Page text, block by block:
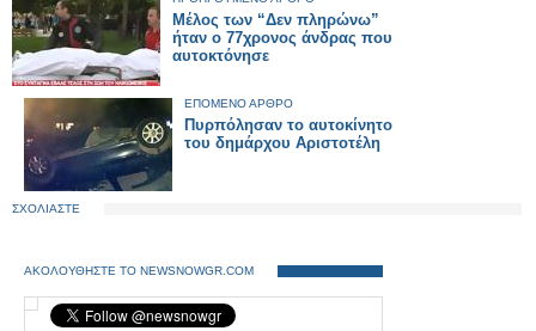
Μέλος των “Δεν πληρώνω”
ήταν ο 77χρονος άνδρας που
αυτοκτόνησε
ΕΠΟΜΕΝΟ ΑΡΘΡΟ
Πυρπόλησαν το αυτοκίνητο
του δημάρχου Αριστοτέλη
ΣΧΟΛΙΑΣΤΕ
ΑΚΟΛΟΥΘΗΣΤΕ ΤΟ NEWSNOWGR.COM